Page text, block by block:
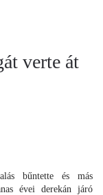
verte át
bűntette és más
évei derekán járó